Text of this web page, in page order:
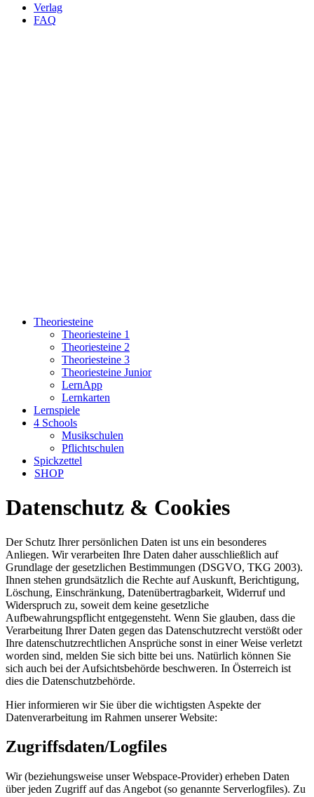
Verlag
FAQ
Theoriesteine
Theoriesteine 1
Theoriesteine 2
Theoriesteine 3
Theoriesteine Junior
LernApp
Lernkarten
Lernspiele
4 Schools
Musikschulen
Pflichtschulen
Spickzettel
SHOP
Datenschutz & Cookies
Der Schutz Ihrer persönlichen Daten ist uns ein besonderes
Anliegen. Wir verarbeiten Ihre Daten daher ausschließlich auf
Grundlage der gesetzlichen Bestimmungen (DSGVO, TKG 2003).
Ihnen stehen grundsätzlich die Rechte auf Auskunft, Berichtigung,
Löschung, Einschränkung, Datenübertragbarkeit, Widerruf und
Widerspruch zu, soweit dem keine gesetzliche
Aufbewahrungspflicht entgegensteht. Wenn Sie glauben, dass die
Verarbeitung Ihrer Daten gegen das Datenschutzrecht verstößt oder
Ihre datenschutzrechtlichen Ansprüche sonst in einer Weise verletzt
worden sind, melden Sie sich bitte bei uns. Natürlich können Sie
sich auch bei der Aufsichtsbehörde beschweren. In Österreich ist
dies die Datenschutzbehörde.
Hier informieren wir Sie über die wichtigsten Aspekte der
Datenverarbeitung im Rahmen unserer Website:
Zugriffsdaten/Logfiles
Wir (beziehungsweise unser Webspace-Provider) erheben Daten
über jeden Zugriff auf das Angebot (so genannte Serverlogfiles). Zu